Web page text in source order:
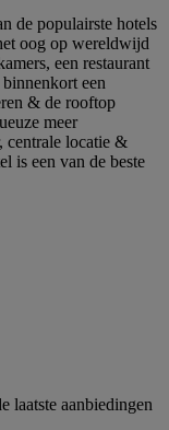
de populairste hotels
oog op wereldwijd
een restaurant
een
& de rooftop
meer
centrale locatie &
is een van de beste
laatste aanbiedingen